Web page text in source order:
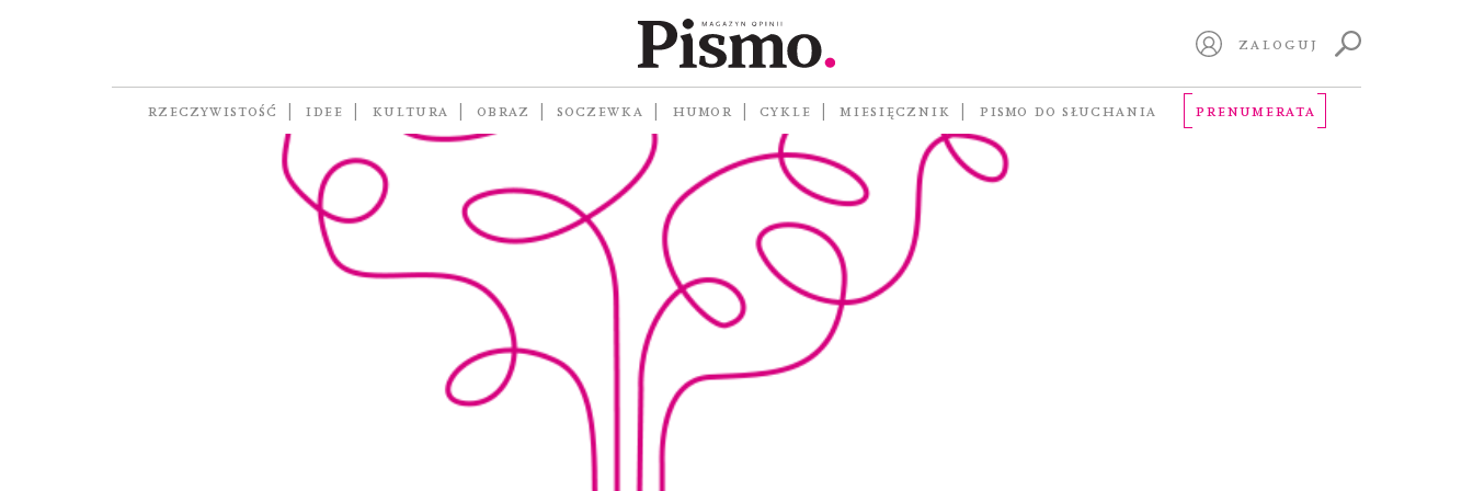
ZALOGUJ
RZECZYWISTOŚĆ IDEE KULTURA OBRAZ SOCZEWKA HUMOR CYKLE MIESIĘCZNIK PISMO DO SŁUCHANIA PRENUMERATA